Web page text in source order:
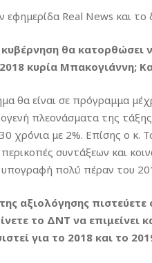
εφημερίδα Real News και
κυβέρνηση θα
κυρία Μπακογιάννη;
θα είναι σε πρόγραμμα
πλεονάσματα της τάξης
χρόνια με 2%. Επίσης ο κ.
συντάξεων και
υπογραφή πολύ πέραν του
αξιολόγησης
το ΔΝΤ να
για το 2018 και το